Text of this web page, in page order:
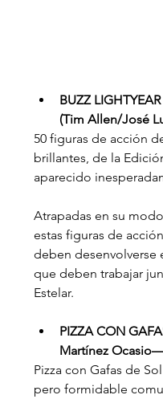
BUZZ
(Tim Allen/José
50 figuras de acción
brillantes, de la
aparecido
Atrapadas en su
estas figuras de
deben desenvolverse
que deben trabajar
Estelar.
PIZZA CON
Martínez
Pizza con Gafas de
pero formidable